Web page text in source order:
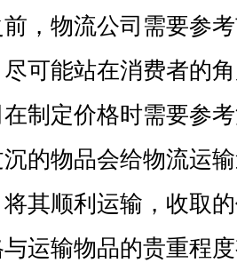
，物流公司需要参
可能站在消费者的
制定价格时需要参
的物品会给物流运
其顺利运输，收取
运输物品的贵重程